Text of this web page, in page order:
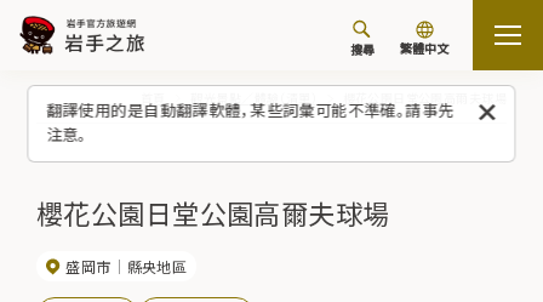
翻譯使用的是自動翻譯軟體，某些詞彙可能不準確。請事先
注意。
搜尋 繁體中文
觀光景點／體驗（清單）
櫻花公園日堂公園高爾夫球場
盛岡市 縣央地區